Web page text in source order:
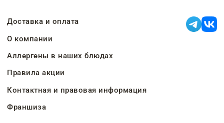
Доставка и оплата
О компании
Аллергены в наших блюдах
Правила акции
Контактная и правовая информация
Франшиза